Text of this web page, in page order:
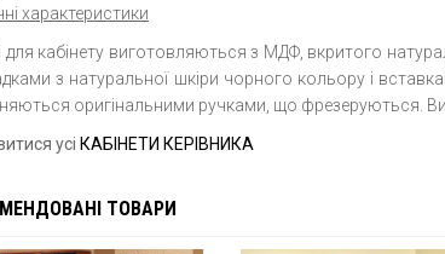
характеристики
для кабінету виготовляються з МДФ, вкритого
з натуральної шкіри чорного кольору і
оригінальними ручками, що фрезеруються.
усі КАБІНЕТИ КЕРІВНИКА
ТОВАРИ